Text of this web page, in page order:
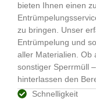
bieten Ihnen einen
zu bringen. Unser
Entrümpelung und
aller Materialien. Ob
sonstiger Sperrmüll
hinterlassen den
Schnelligkeit